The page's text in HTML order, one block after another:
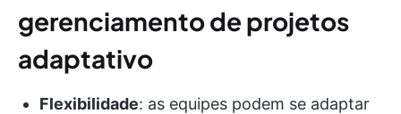
gerenciamento de projetos
adaptativo
Flexibilidade: as equipes podem se adaptar